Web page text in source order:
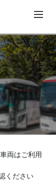
両はご利用
ください